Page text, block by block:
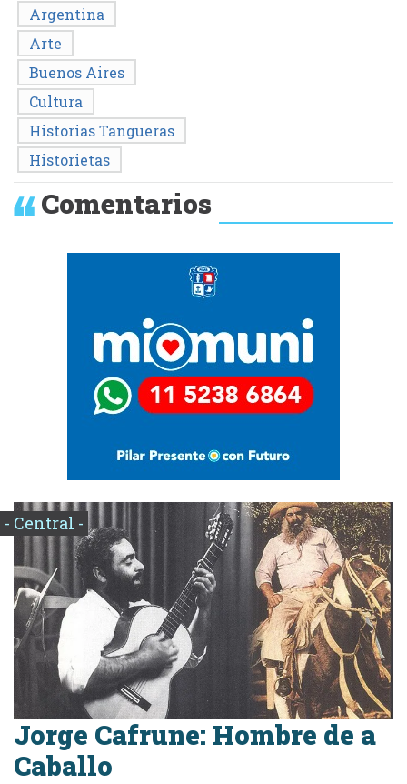
Argentina
Arte
Buenos Aires
Cultura
Historias Tangueras
Historietas
Comentarios
- Central -
Jorge Cafrune: Hombre de a
Caballo